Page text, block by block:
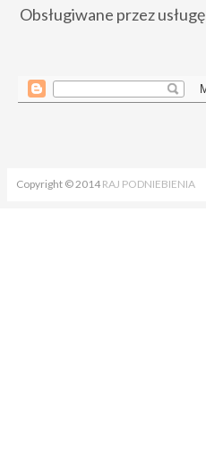
Obsługiwane przez usługę
Copyright © 2014 RAJ PODNIEBIENIA